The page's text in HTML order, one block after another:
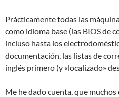
Prácticamente todas las
como idioma base (las BIOS de
incluso hasta los
documentación, las listas de
inglés primero (y «localizado»
Me he dado cuenta, que